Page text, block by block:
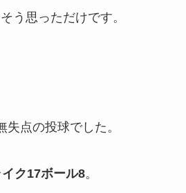
う思っただけです。
点の投球でした。
ク17ボール8。